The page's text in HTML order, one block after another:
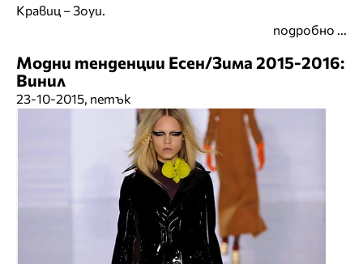
Кравиц – Зоуи.
подробно ...
Модни тенденции Есен/Зима 2015-2016:
Винил
23-10-2015, петък